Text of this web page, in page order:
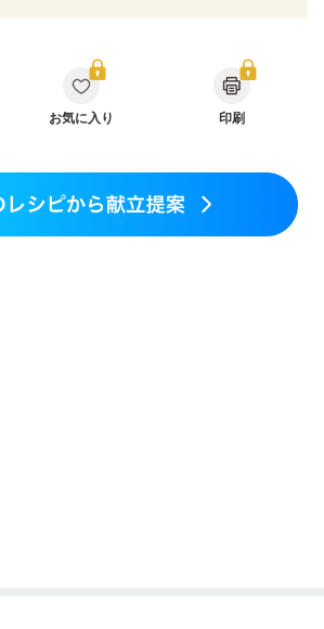
健診・体重増加が気になる（初期）
なる（初期）
になる（初期）
妊娠高血圧(中期)
せた体作り）
活中 更年期
お気に入り 印刷